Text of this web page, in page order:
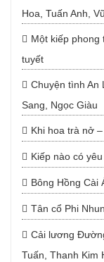
Hoa, Tuấn Anh,
Một kiếp phong
tuyết
Chuyện tình An
Sang, Ngọc Giàu
Khi hoa trà nở
Kiếp nào có
Bông Hồng Cài
Tân cổ Phi
Cải lương
Tuấn, Thanh Kim